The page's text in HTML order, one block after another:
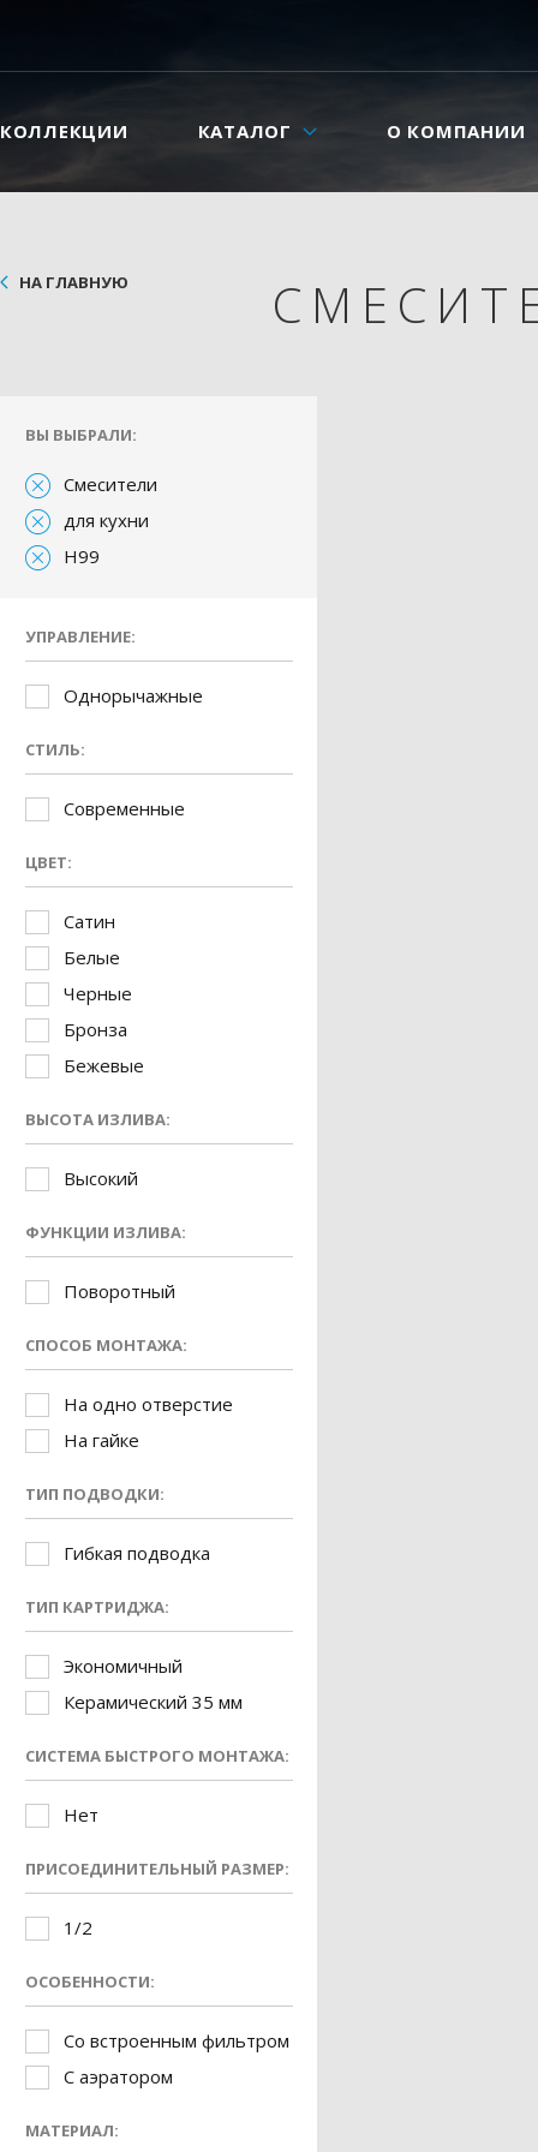
КОЛЛЕКЦИИ КАТАЛОГ О КОМПАНИИ
НА ГЛАВНУЮ
ВЫ ВЫБРАЛИ:
Смесители
для кухни
H99
УПРАВЛЕНИЕ:
Однорычажные
СТИЛЬ:
Современные
ЦВЕТ:
Сатин
Белые
Черные
Бронза
Бежевые
ВЫСОТА ИЗЛИВА:
Высокий
ФУНКЦИИ ИЗЛИВА:
Поворотный
СПОСОБ МОНТАЖА:
На одно отверстие
На гайке
ТИП ПОДВОДКИ:
Гибкая подводка
ТИП КАРТРИДЖА:
Экономичный
Керамический 35 мм
СИСТЕМА БЫСТРОГО МОНТАЖА:
Нет
ПРИСОЕДИНИТЕЛЬНЫЙ РАЗМЕР:
1/2
ОСОБЕННОСТИ:
Со встроенным фильтром
С аэратором
МАТЕРИАЛ: